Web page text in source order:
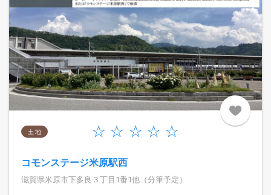
土 地
コモンステージ米原駅西
滋賀県米原市下多良３丁目1番1他（分筆予定）